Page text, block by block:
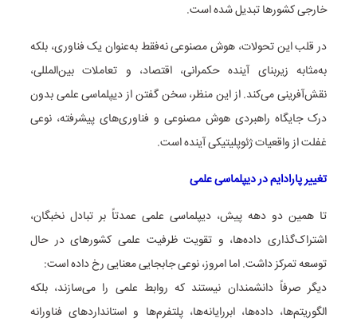
خارجی کشورها تبدیل شده است.
در قلب این تحولات، هوش مصنوعی نه‌فقط به‌عنوان یک فناوری، بلکه
به‌مثابه زیربنای آینده حکمرانی، اقتصاد، و تعاملات بین‌المللی،
نقش‌آفرینی می‌کند. از این منظر، سخن گفتن از دیپلماسی علمی بدون
درک جایگاه راهبردی هوش مصنوعی و فناوری‌های پیشرفته، نوعی
غفلت از واقعیات ژئوپلیتیکی آینده است.
تغییر پارادایم در دیپلماسی علمی
تا همین دو دهه پیش، دیپلماسی علمی عمدتاً بر تبادل نخبگان،
اشتراک‌گذاری داده‌ها، و تقویت ظرفیت علمی کشورهای در حال
توسعه تمرکز داشت. اما امروز، نوعی جابجایی معنایی رخ داده است:
دیگر صرفاً دانشمندان نیستند که روابط علمی را می‌سازند، بلکه
الگوریتم‌ها، داده‌ها، ابررایانه‌ها، پلتفرم‌ها و استانداردهای فناورانه